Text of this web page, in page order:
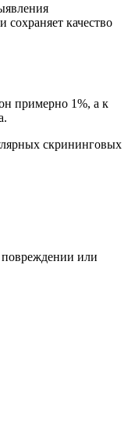
качество
примерно 1%, а к
скрининговых
или